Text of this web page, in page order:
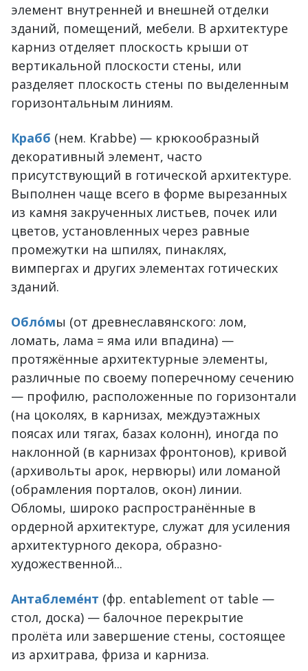
элемент внутренней и внешней отделки
зданий, помещений, мебели. В архитектуре
карниз отделяет плоскость крыши от
вертикальной плоскости стены, или
разделяет плоскость стены по выделенным
горизонтальным линиям.
Крабб (нем. Krabbe) — крюкообразный
декоративный элемент, часто
присутствующий в готической архитектуре.
Выполнен чаще всего в форме вырезанных
из камня закрученных листьев, почек или
цветов, установленных через равные
промежутки на шпилях, пинаклях,
вимпергах и других элементах готических
зданий.
Обло́мы (от древнеславянского: лом,
ломать, лама = яма или впадина) —
протяжённые архитектурные элементы,
различные по своему поперечному сечению
— профилю, расположенные по горизонтали
(на цоколях, в карнизах, междуэтажных
поясах или тягах, базах колонн), иногда по
наклонной (в карнизах фронтонов), кривой
(архивольты арок, нервюры) или ломаной
(обрамления порталов, окон) линии.
Обломы, широко распространённые в
ордерной архитектуре, служат для усиления
архитектурного декора, образно-
художественной...
Антаблеме́нт (фр. entablement от table —
стол, доска) — балочное перекрытие
пролёта или завершение стены, состоящее
из архитрава, фриза и карниза.